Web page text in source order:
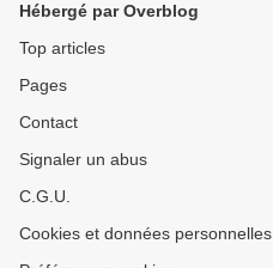
Hébergé par Overblog
Top articles
Pages
Contact
Signaler un abus
C.G.U.
Cookies et données personnelles